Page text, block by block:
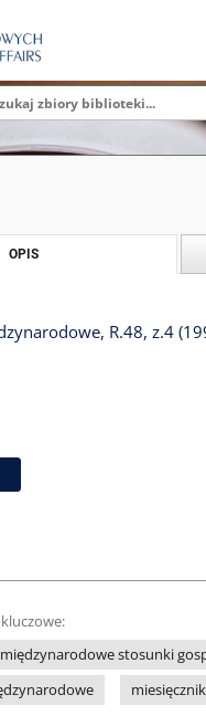
OPIS
R.48, z.4
międzynarodowe stosunki